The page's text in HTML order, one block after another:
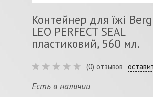
Контейнер для їжі
LEO PERFECT SEAL
пластиковий, 560 мл.
(0) отзывов
Есть в наличии